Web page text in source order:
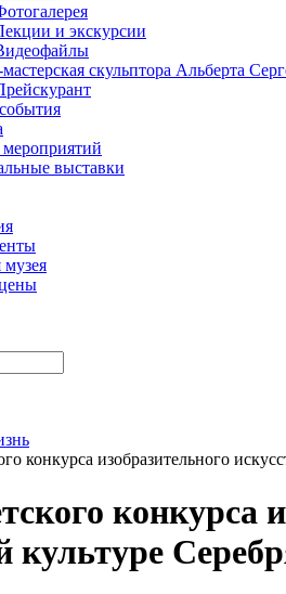
и экскурсии
скульптора Альберта
выставки
музея
конкурса изобразительного
конкурса
культуре